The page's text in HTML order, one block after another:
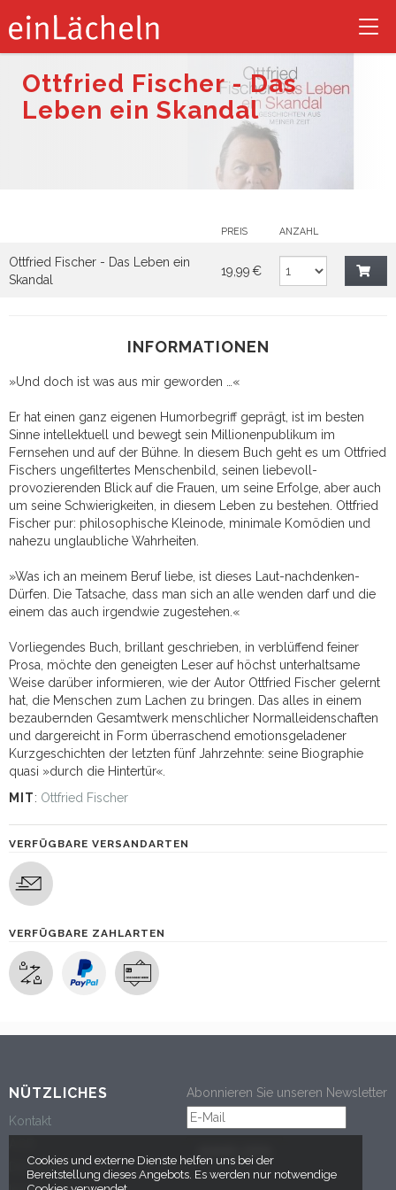
Ottfried Fischer - Das
Leben ein Skandal
PREIS ANZAHL
Ottfried Fischer - Das Leben ein
Skandal
19,99 €
INFORMATIONEN
»Und doch ist was aus mir geworden …«
Er hat einen ganz eigenen Humorbegriff geprägt, ist im besten
Sinne intellektuell und bewegt sein Millionenpublikum im
Fernsehen und auf der Bühne. In diesem Buch geht es um Ottfried
Fischers ungefiltertes Menschenbild, seinen liebevoll-
provozierenden Blick auf die Frauen, um seine Erfolge, aber auch
um seine Schwierigkeiten, in diesem Leben zu bestehen. Ottfried
Fischer pur: philosophische Kleinode, minimale Komödien und
nahezu unglaubliche Wahrheiten.
»Was ich an meinem Beruf liebe, ist dieses Laut-nachdenken-
Dürfen. Die Tatsache, dass man sich an alle wenden darf und die
einem das auch irgendwie zugestehen.«
Vorliegendes Buch, brillant geschrieben, in verblüffend feiner
Prosa, möchte den geneigten Leser auf höchst unterhaltsame
Weise darüber informieren, wie der Autor Ottfried Fischer gelernt
hat, die Menschen zum Lachen zu bringen. Das alles in einem
bezaubernden Gesamtwerk menschlicher Normalleidenschaften
und dargereicht in Form überraschend emotionsgeladener
Kurzgeschichten der letzten fünf Jahrzehnte: seine Biographie
quasi »durch die Hintertür«.
MIT: Ottfried Fischer
VERFÜGBARE VERSANDARTEN
VERFÜGBARE ZAHLARTEN
NÜTZLICHES
Kontakt
Datenschutz
Abonnieren Sie unseren Newsletter
Cookies und externe Dienste helfen uns bei der
Bereitstellung dieses Angebots. Es werden nur notwendige